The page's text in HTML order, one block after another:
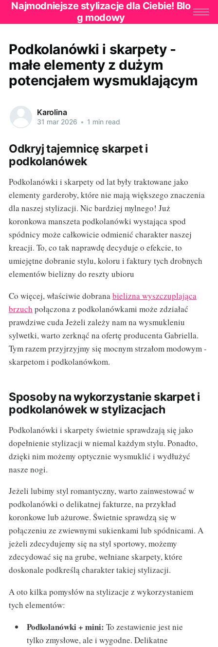
Najmodniejsze stylizacje dla Ciebie! Blo
g modowy
Podkolanówki i skarpety -
małe elementy z dużym
potencjałem wysmuklającym
Karolina
31 mar 2026 • 1 min read
Odkryj tajemnicę skarpet i
podkolanówek
Podkolanówki i skarpety od lat były traktowane jako
elementy garderoby, które nie mają większego znaczenia
dla naszej stylizacji. Nic bardziej mylnego! Już
koronkowa manszeta podkolanówki wystająca spod
spódnicy może całkowicie odmienić charakter naszej
kreacji. To, co tak naprawdę decyduje o efekcie, to
umiejętne dobranie stylu, koloru i faktury tych drobnych
elementów bielizny do reszty ubioru
Co więcej, właściwie dobrana bielizna wyszczuplająca
brzuch połączona z podkolanówkami może zdziałać
prawdziwe cuda Jeżeli zależy nam na wysmukleniu
sylwetki, warto zerknąć na ofertę producenta Gabriella.
Tym razem przyjrzyjmy się mocnym strzałom modowym -
skarpetom i podkolanówkom.
Sposoby na wykorzystanie skarpet i
podkolanówek w stylizacjach
Podkolanówki i skarpety świetnie sprawdzają się jako
dopełnienie stylizacji w niemal każdym stylu. Ponadto,
dzięki nim możemy optycznie wysmuklić i wydłużyć
nasze nogi.
Jeżeli lubimy styl romantyczny, warto zainwestować w
podkolanówki o delikatnej fakturze, na przykład
koronkowe lub ażurowe. Świetnie sprawdzą się w
połączeniu ze zwiewnymi sukienkami lub spódnicami. A
jeżeli zdecydujemy się na styl sportowy, możemy
zdecydować się na grube, wełniane skarpety, które
doskonale podkreślą charakter takiej stylizacji.
A oto kilka pomysłów na stylizacje z wykorzystaniem
tych elementów:
Podkolanówki + mini:To zestawienie jest nie
tylko zmysłowe, ale i wygodne. Delikatne